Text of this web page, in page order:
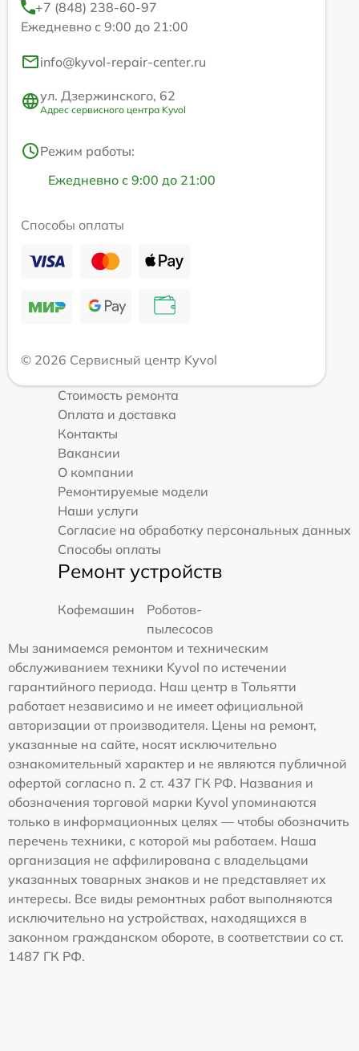
+7 (848) 238-60-97
Ежедневно с 9:00 до 21:00
info@kyvol-repair-center.ru
ул. Дзержинского, 62
Адрес сервисного центра Kyvol
Режим работы:
Ежедневно с 9:00 до 21:00
Способы оплаты
© 2026 Сервисный центр Kyvol
Стоимость ремонта
Оплата и доставка
Контакты
Вакансии
О компании
Ремонтируемые модели
Наши услуги
Согласие на обработку персональных данных
Способы оплаты
Ремонт устройств
Кофемашин
Роботов-
пылесосов
Мы занимаемся ремонтом и техническим
обслуживанием техники Kyvol по истечении
гарантийного периода. Наш центр в Тольятти
работает независимо и не имеет официальной
авторизации от производителя. Цены на ремонт,
указанные на сайте, носят исключительно
ознакомительный характер и не являются публичной
офертой согласно п. 2 ст. 437 ГК РФ. Названия и
обозначения торговой марки Kyvol упоминаются
только в информационных целях — чтобы обозначить
перечень техники, с которой мы работаем. Наша
организация не аффилирована с владельцами
указанных товарных знаков и не представляет их
интересы. Все виды ремонтных работ выполняются
исключительно на устройствах, находящихся в
законном гражданском обороте, в соответствии со ст.
1487 ГК РФ.